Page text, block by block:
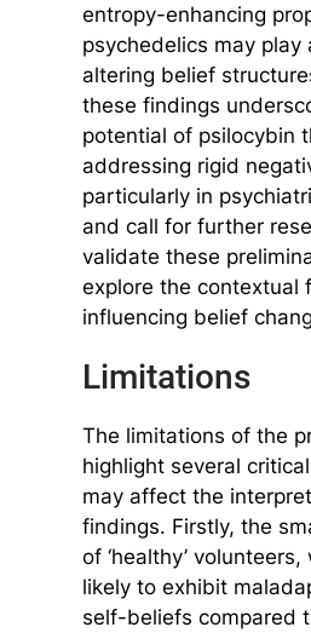
entropy-enhancing
psychedelics may play
altering belief
these findings
potential of psilocybin
addressing rigid
particularly in
and call for further
validate these
explore the contextual
influencing belief
Limitations
The limitations of the
highlight several
may affect the
findings. Firstly, the
of ‘healthy’
likely to exhibit
self-beliefs compared